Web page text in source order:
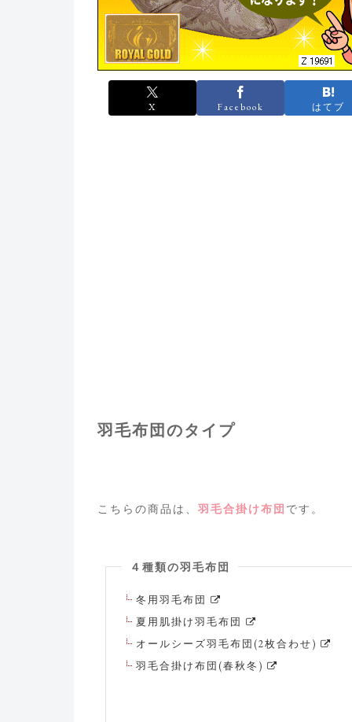
X Facebook はてブ
羽毛布団のタイプ
こちらの商品は、 羽毛合掛け布団 です。
４種類の羽毛布団
冬用羽毛布団
夏用肌掛け羽毛布団
オールシーズ羽毛布団(2枚合わせ)
羽毛合掛け布団(春秋冬)